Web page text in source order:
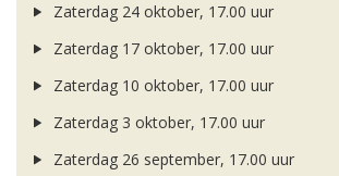
Zaterdag 24 oktober, 17.00 uur
Zaterdag 17 oktober, 17.00 uur
Zaterdag 10 oktober, 17.00 uur
Zaterdag 3 oktober, 17.00 uur
Zaterdag 26 september, 17.00 uur